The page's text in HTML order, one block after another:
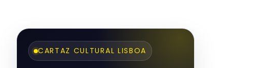
CARTAZ CULTURAL LISBOA